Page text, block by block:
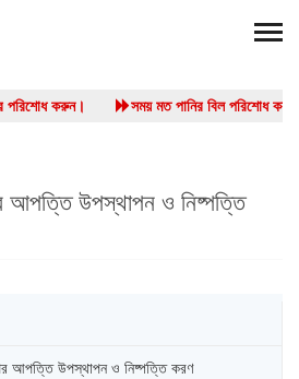
পরিশোধ করুন। সময় মত পানির বিল পরিশোধ
আপত্তি উপস্থাপন ও নিষ্পত্তি
আপত্তি উপস্থাপন ও নিষ্পত্তি করণ